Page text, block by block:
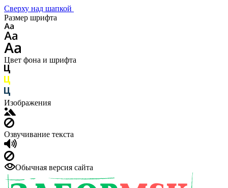
Сверху над шапкой
Размер шрифта
Цвет фона и шрифта
Изображения
Озвучивание текста
Обычная версия сайта